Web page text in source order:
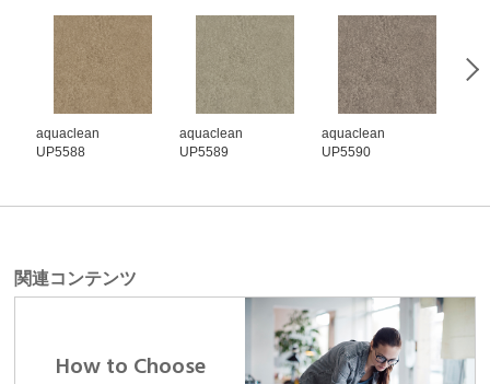
aquaclean
UP5588
aquaclean
UP5589
aquaclean
UP5590
関連コンテンツ
How to Choose